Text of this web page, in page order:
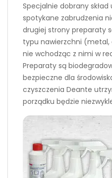
Specjalnie dobrany
spotykane zabrudzenia
drugiej strony preparaty
typu nawierzchni
nie wchodząc z nimi w
Preparaty są
bezpieczne dla
czyszczenia Deante
porządku będzie